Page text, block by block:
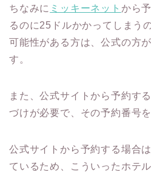
ちなみに ミッキーネット から
るのに25ドルかかってしまう
可能性がある方は、公式の方
す。
また、公式サイトから予約す
づけが必要で、その予約番号
公式サイトから予約する場合
ているため、こういったホテ